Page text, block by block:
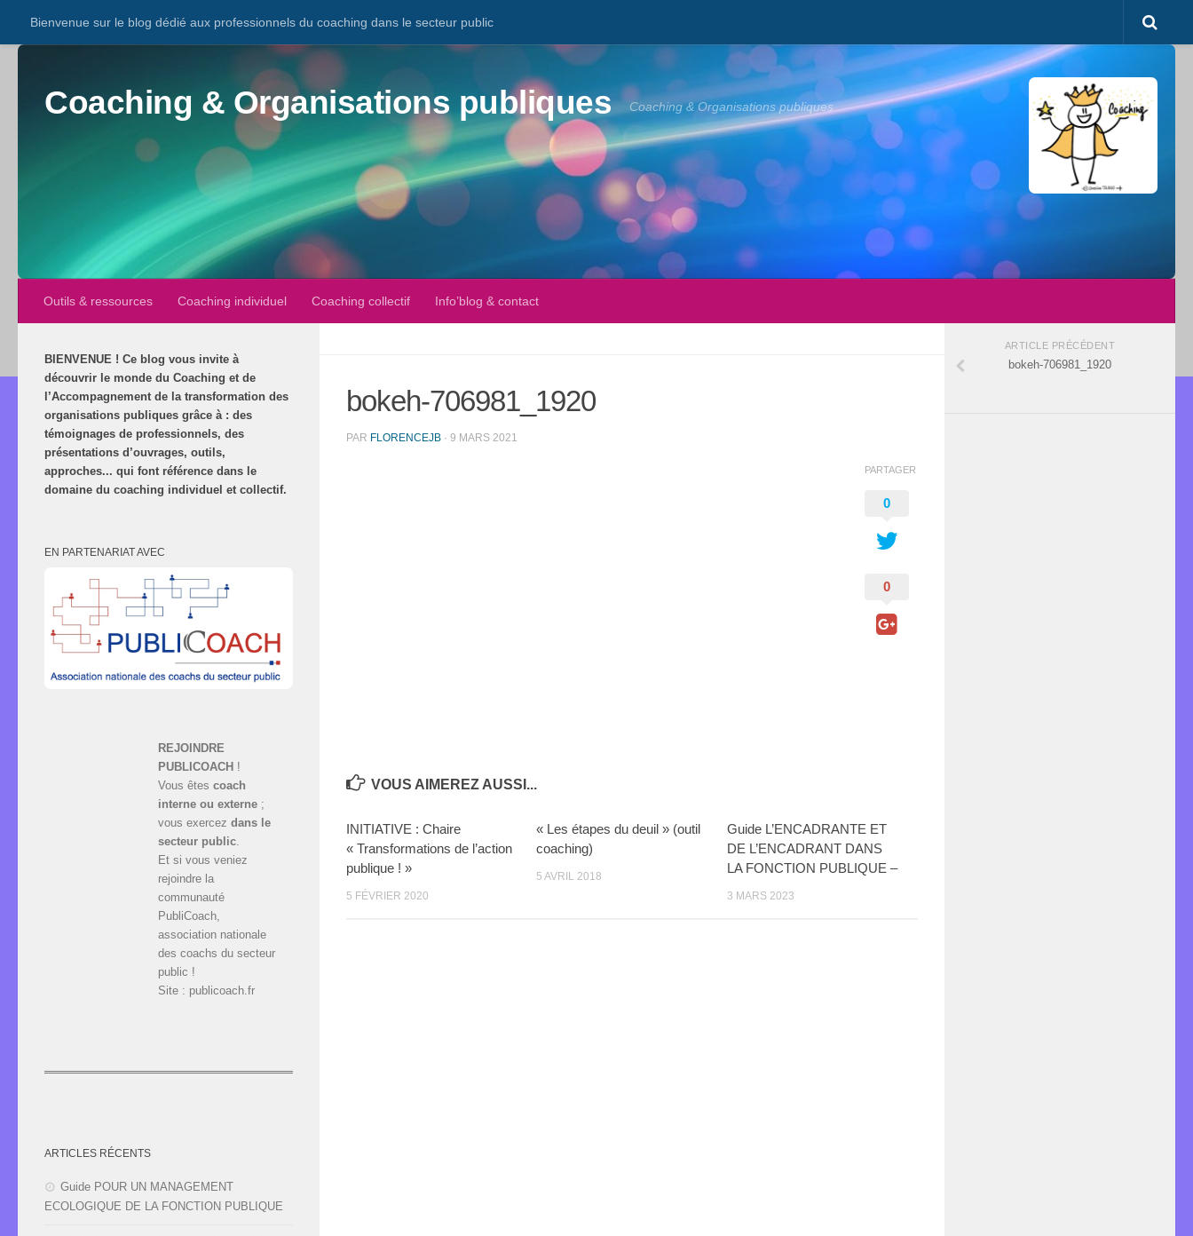
Bienvenue sur le blog dédié aux professionnels du coaching dans le secteur public
Coaching & Organisations publiques Coaching & Organisations publiques
Outils & ressources Coaching individuel Coaching collectif Info’blog & contact
bokeh-706981_1920
PAR FLORENCEJB · 9 MARS 2021
PARTAGER
0
0
VOUS AIMEREZ AUSSI...
INITIATIVE : Chaire
« Transformations de l’action
publique ! »
5 FÉVRIER 2020
« Les étapes du deuil » (outil
coaching)
5 AVRIL 2018
Guide L’ENCADRANTE ET
DE L’ENCADRANT DANS
LA FONCTION PUBLIQUE –
3 MARS 2023
BIENVENUE ! Ce blog vous invite à
découvrir le monde du Coaching et de
l’Accompagnement de la transformation des
organisations publiques grâce à : des
témoignages de professionnels, des
présentations d’ouvrages, outils,
approches... qui font référence dans le
domaine du coaching individuel et collectif.
EN PARTENARIAT AVEC
REJOINDRE
PUBLICOACH !
Vous êtes coach
interne ou externe ;
vous exercez dans le
secteur public.
Et si vous veniez
rejoindre la
communauté
PubliCoach,
association nationale
des coachs du secteur
public !
Site : publicoach.fr
ARTICLES RÉCENTS
Guide POUR UN MANAGEMENT
ECOLOGIQUE DE LA FONCTION PUBLIQUE
ARTICLE PRÉCÉDENT
bokeh-706981_1920